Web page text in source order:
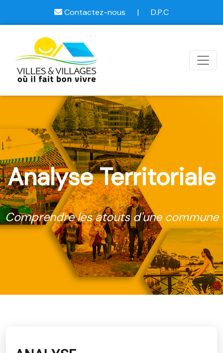
Contactez-nous | D.P.C
Analyse Territoriale
Comprendre les atouts d'une commune